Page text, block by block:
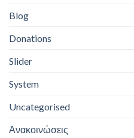
Blog
Donations
Slider
System
Uncategorised
Ανακοινώσεις